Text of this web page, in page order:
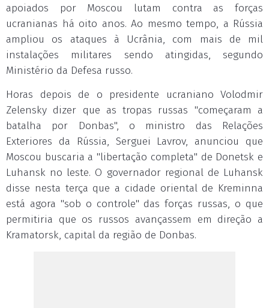
apoiados por Moscou lutam contra as forças
ucranianas há oito anos. Ao mesmo tempo, a Rússia
ampliou os ataques à Ucrânia, com mais de mil
instalações militares sendo atingidas, segundo
Ministério da Defesa russo.
Horas depois de o presidente ucraniano Volodmir
Zelensky dizer que as tropas russas "começaram a
batalha por Donbas", o ministro das Relações
Exteriores da Rússia, Serguei Lavrov, anunciou que
Moscou buscaria a "libertação completa" de Donetsk e
Luhansk no leste. O governador regional de Luhansk
disse nesta terça que a cidade oriental de Kreminna
está agora "sob o controle" das forças russas, o que
permitiria que os russos avançassem em direção a
Kramatorsk, capital da região de Donbas.